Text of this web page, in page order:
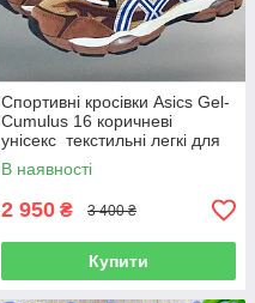
Спортивні кросівки Аsics Gel-
Cumulus 16 коричневі
унісекс текстильні легкі для
тренувань та активного
відпочинку
В наявності
2 950 ₴ 3 400 ₴
Купити